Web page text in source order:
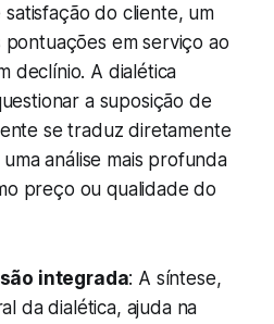
do cliente, um
pontuações em serviço ao
declínio. A dialética
a suposição de
se traduz diretamente
análise mais profunda
preço ou qualidade do
integrada: A síntese,
da dialética, ajuda na